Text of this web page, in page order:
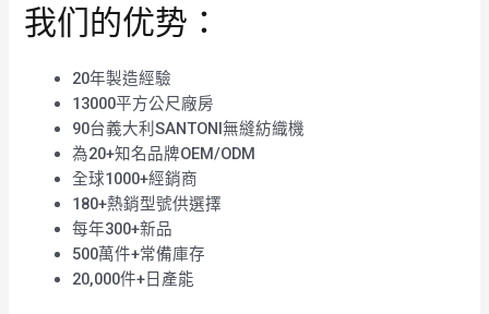
我们的优势：
20年製造經驗
13000平方公尺廠房
90台義大利SANTONI無縫紡織機
為20+知名品牌OEM/ODM
全球1000+經銷商
180+熱銷型號供選擇
每年300+新品
500萬件+常備庫存
20,000件+日產能